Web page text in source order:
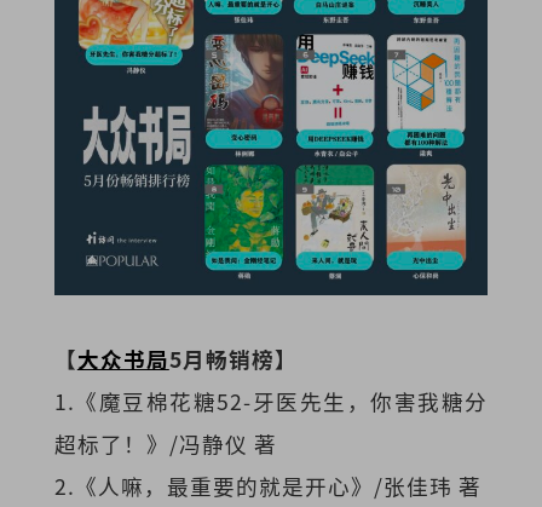
【大众书局5月畅销榜】
1.《魔豆棉花糖52-牙医先生，你害我糖分
超标了！》/冯静仪 著
2.《人嘛，最重要的就是开心》/张佳玮 著